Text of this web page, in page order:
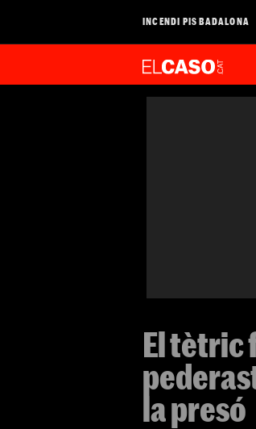
INCENDI PIS BADALONA
El tètric
la presó